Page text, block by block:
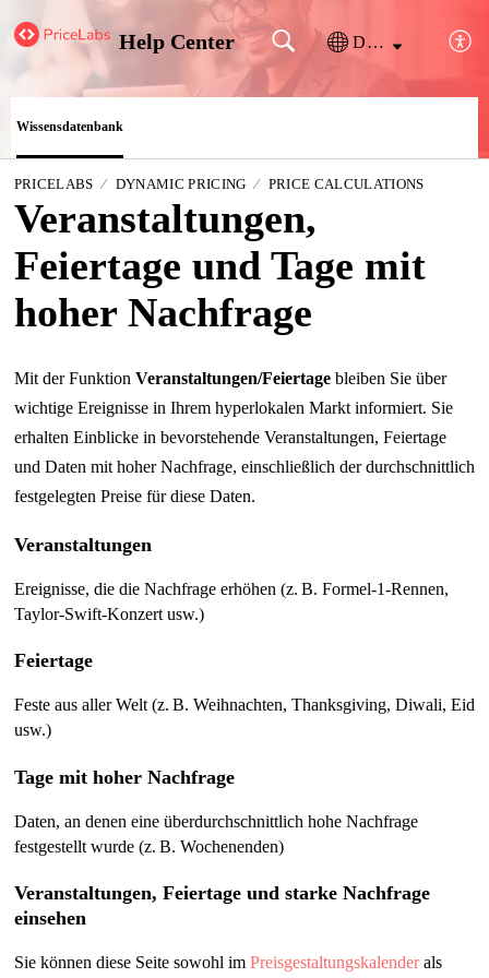
Help Center Deutsch
Wissensdatenbank
PRICELABS DYNAMIC PRICING PRICE CALCULATIONS
Veranstaltungen,
Feiertage und Tage mit
hoher Nachfrage
Mit der Funktion Veranstaltungen/Feiertagebleiben Sie über
wichtige Ereignisse in Ihrem hyperlokalen Markt informiert. Sie
erhalten Einblicke in bevorstehende Veranstaltungen, Feiertage
und Daten mit hoher Nachfrage, einschließlich der durchschnittlich
festgelegten Preise für diese Daten.
Veranstaltungen
Ereignisse, die die Nachfrage erhöhen (z. B. Formel-1-Rennen,
Taylor-Swift-Konzert usw.)
Feiertage
Feste aus aller Welt (z. B. Weihnachten, Thanksgiving, Diwali, Eid
usw.)
Tage mit hoher Nachfrage
Daten, an denen eine überdurchschnittlich hohe Nachfrage
festgestellt wurde (z. B. Wochenenden)
Veranstaltungen, Feiertage und starke Nachfrage
einsehen
Sie können diese Seite sowohl im Preisgestaltungskalender als